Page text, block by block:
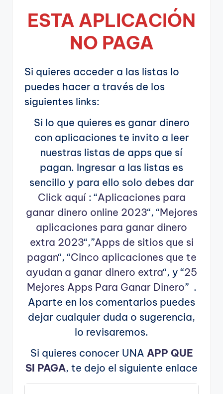
ESTA APLICACIÓN
NO PAGA
Si quieres acceder a las listas lo
puedes hacer a través de los
siguientes links:
Si lo que quieres es ganar dinero
con aplicaciones te invito a leer
nuestras listas de apps que sí
pagan. Ingresar a las listas es
sencillo y para ello solo debes dar
Click aquí: “Aplicaciones para
ganar dinero online 2023“, “Mejores
aplicaciones para ganar dinero
extra 2023“,”Apps de sitios que si
pagan“, “Cinco aplicaciones que te
ayudan a ganar dinero extra“, y “25
Mejores Apps Para Ganar Dinero” .
Aparte en los comentarios puedes
dejar cualquier duda o sugerencia,
lo revisaremos.
Si quieres conocer UNA APP QUE
SI PAGA, te dejo el siguiente enlace